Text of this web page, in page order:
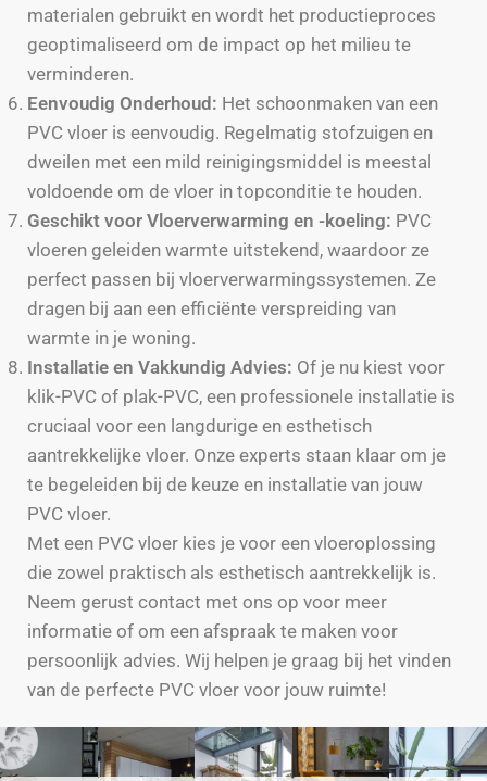
materialen gebruikt en wordt het productieproces
geoptimaliseerd om de impact op het milieu te
verminderen.
Eenvoudig Onderhoud: Het schoonmaken van een
PVC vloer is eenvoudig. Regelmatig stofzuigen en
dweilen met een mild reinigingsmiddel is meestal
voldoende om de vloer in topconditie te houden.
Geschikt voor Vloerverwarming en -koeling: PVC
vloeren geleiden warmte uitstekend, waardoor ze
perfect passen bij vloerverwarmingssystemen. Ze
dragen bij aan een efficiënte verspreiding van
warmte in je woning.
Installatie en Vakkundig Advies: Of je nu kiest voor
klik-PVC of plak-PVC, een professionele installatie is
cruciaal voor een langdurige en esthetisch
aantrekkelijke vloer. Onze experts staan klaar om je
te begeleiden bij de keuze en installatie van jouw
PVC vloer.
Met een PVC vloer kies je voor een vloeroplossing
die zowel praktisch als esthetisch aantrekkelijk is.
Neem gerust contact met ons op voor meer
informatie of om een afspraak te maken voor
persoonlijk advies. Wij helpen je graag bij het vinden
van de perfecte PVC vloer voor jouw ruimte!